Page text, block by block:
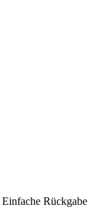
Einfache Rückgabe